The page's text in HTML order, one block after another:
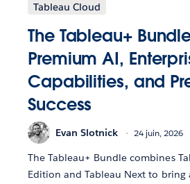
Tableau Cloud
The Tableau+
Premium AI,
Capabilities, and
Success
Evan Slotnick 24 juin, 2026
The Tableau+ Bundle combines
Edition and Tableau Next to bring